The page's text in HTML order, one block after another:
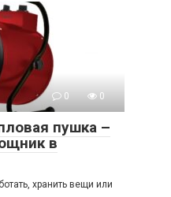
0 0
пушка –
в
хранить вещи или